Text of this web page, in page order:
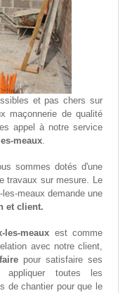
et pas chers sur
maçonnerie de qualité
appel à notre service
meaux.
sommes dotés d'une
travaux sur mesure. Le
meaux demande une
et client.
les-meaux est comme
avec notre client,
pour satisfaire ses
toutes les
de chantier pour que le